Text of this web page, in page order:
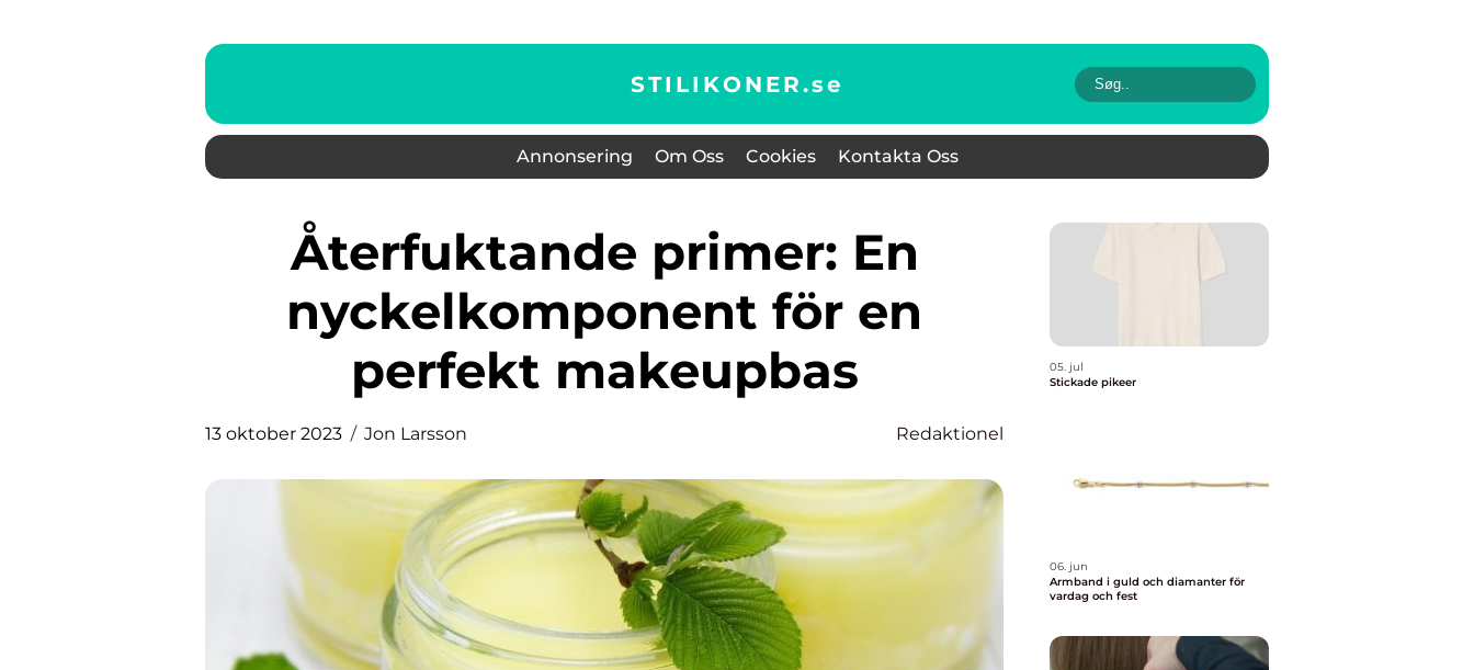
STILIKONER.se
Annonsering Om Oss Cookies Kontakta Oss
Återfuktande primer: En
nyckelkomponent för en
perfekt makeupbas
13 oktober 2023 Jon Larsson Redaktionel
05. jul
Stickade pikeer
06. jun
Armband i guld och diamanter för
vardag och fest